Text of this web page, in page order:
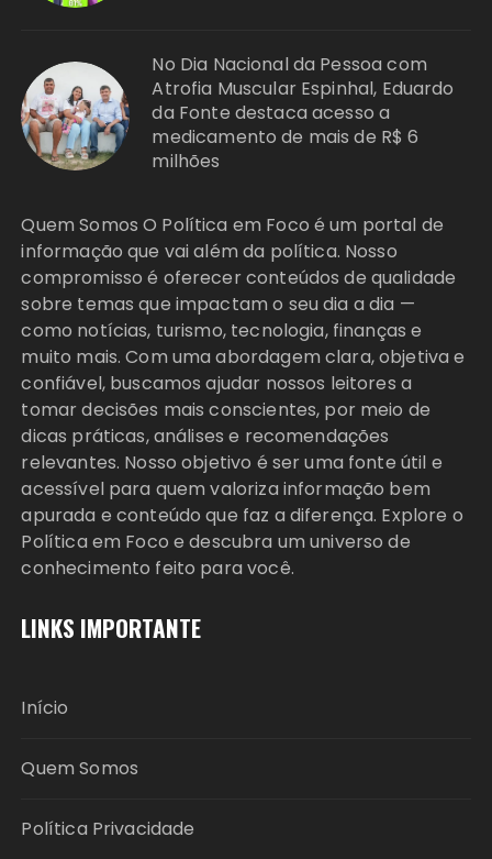
No Dia Nacional da Pessoa com
Atrofia Muscular Espinhal, Eduardo
da Fonte destaca acesso a
medicamento de mais de R$ 6
milhões
Quem Somos O Política em Foco é um portal de
informação que vai além da política. Nosso
compromisso é oferecer conteúdos de qualidade
sobre temas que impactam o seu dia a dia —
como notícias, turismo, tecnologia, finanças e
muito mais. Com uma abordagem clara, objetiva e
confiável, buscamos ajudar nossos leitores a
tomar decisões mais conscientes, por meio de
dicas práticas, análises e recomendações
relevantes. Nosso objetivo é ser uma fonte útil e
acessível para quem valoriza informação bem
apurada e conteúdo que faz a diferença. Explore o
Política em Foco e descubra um universo de
conhecimento feito para você.
LINKS IMPORTANTE
Início
Quem Somos
Política Privacidade